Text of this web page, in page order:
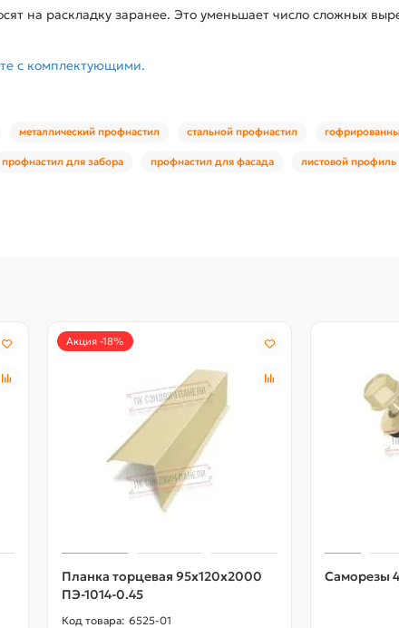
на раскладку заранее. Это уменьшает число сложных
с комплектующими.
металлический профнастил стальной профнастил
профнастил для забора профнастил для фасада листовой профиль
Акция -18%
Планка торцевая 95х120х2000
ПЭ-1014-0.45
6525-01
Саморезы